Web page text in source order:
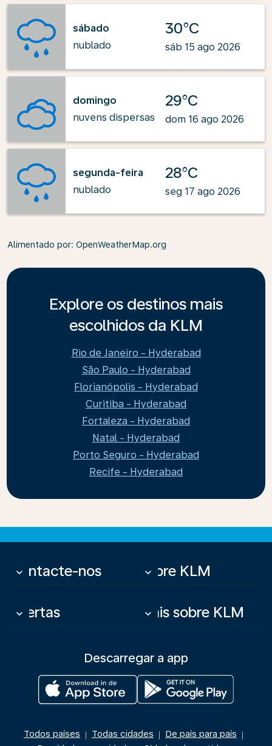
sábado
nublado
30°C
sáb 15 ago 2026
domingo
nuvens dispersas
29°C
dom 16 ago 2026
segunda-feira
nublado
28°C
seg 17 ago 2026
Alimentado por: OpenWeatherMap.org
Explore os destinos mais
escolhidos da KLM
Rio de Janeiro - Hyderabad
São Paulo - Hyderabad
Florianópolis - Hyderabad
Curitiba - Hyderabad
Fortaleza - Hyderabad
Natal - Hyderabad
Porto Seguro - Hyderabad
Recife - Hyderabad
Contacte-nos
keyboard_arrow_down Sobre KLM
keyboard_arrow_down
Ofertas
keyboard_arrow_down Mais sobre KLM
keyboard_arrow_down
Descarregar a app
Todos países | Todas cidades | De país para país |